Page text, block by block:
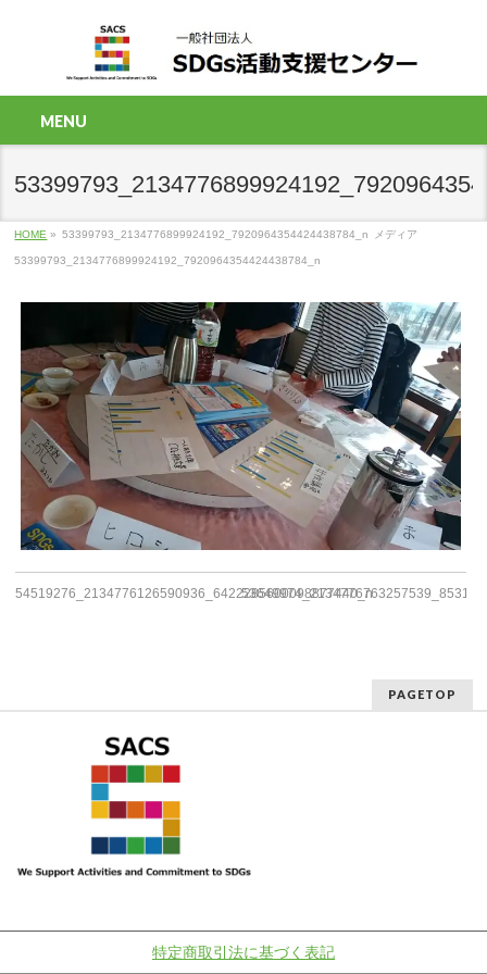
MENU
HOME » 53399793_2134776899924192_7920964354424438784_n メディア
53399793_2134776899924192_7920964354424438784_n
54519276_2134776126590936_6422285600098877440_n
PAGETOP
特定商取引法に基づく表記